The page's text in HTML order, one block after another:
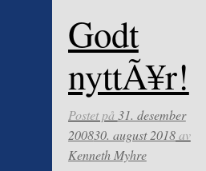
Godt
nyttÃ¥r!
Postet på 31. desember
200830. august 2018av
Kenneth Myhre